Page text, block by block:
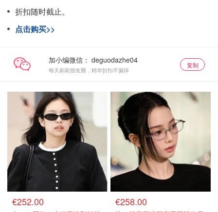
折扣随时截止。
点击购买>>
加小编微信：
每天刷刷朋友圈，精华折扣不漏掉
复制
€252.00 €258.00